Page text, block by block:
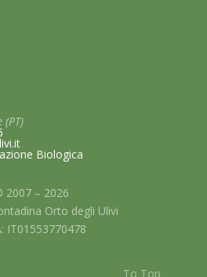
(PT)
Biologica
2007 – 2026
Orto degli Ulivi
IT01553770478
To Top